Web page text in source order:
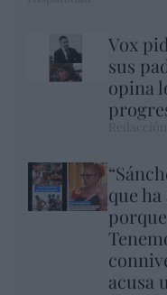
Vox
sus
opina
que
acusa